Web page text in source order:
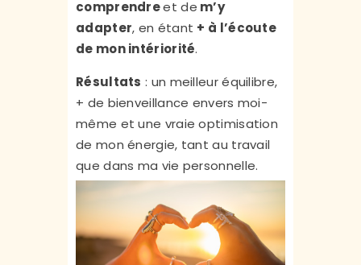
comprendreet de m’y
adapter, en étant + à l’écoute
de mon intériorité.
Résultats : un meilleur équilibre,
+ de bienveillance envers moi-
même et une vraie optimisation
de mon énergie, tant au travail
que dans ma vie personnelle.